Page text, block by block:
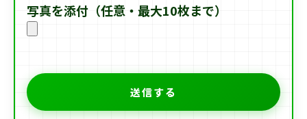
写真を添付（任意・最大10枚まで）